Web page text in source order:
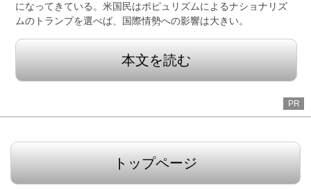
になってきている。米国民はポピュリズムによるナショナリズ
ムのトランプを選べば、国際情勢への影響は大きい。
本文を読む
PR
トップページ